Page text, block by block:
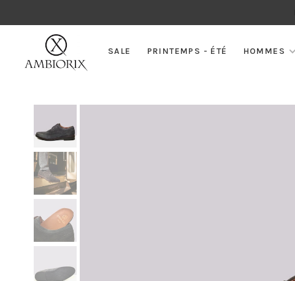
SALE PRINTEMPS - ÉTÉ HOMMES